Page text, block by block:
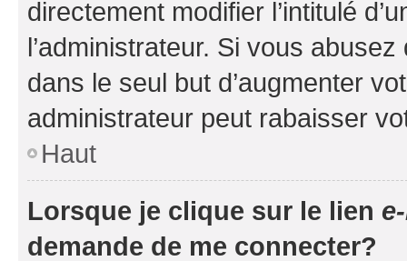
directement modifier l’intitulé
l’administrateur. Si vous
dans le seul but d’augmenter
administrateur peut rabaisser
Haut
Lorsque je clique sur le lien
demande de me connecter?